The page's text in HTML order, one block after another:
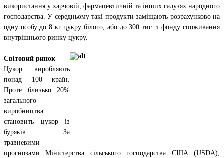
використання у харчовій, фармацевтичній та інших галузях народного
господарства. У середньому такі продукти заміщають розрахунково на
одну особу до 8 кг цукру білого, або до 300 тис. т фонду споживання
внутрішнього ринку цукру.
Світовий ринок
Цукор виробляють
понад 100 країн.
Проте близько 20%
загального
виробництва
становить цукор із
буряків. За
травневими
прогнозами Міністерства сільського господарства США (USDA),